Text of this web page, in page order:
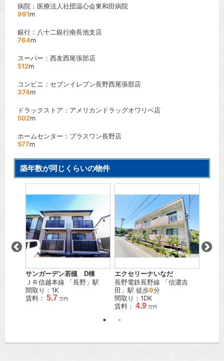
病院：医療法人社団温心会東和田病院
991m
銀行：八十二銀行南長池支店
764m
スーパー：西友西尾張部店
512m
コンビニ：セブンイレブン長野西尾張部店
374m
ドラックストア：アメリカンドラッグオワリベ店
502m
ホームセンター：プラスワン長野店
577m
築年数が同じくらいの物件
サンガーデン若槻 D棟
ＪＲ信越本線 「長野 」駅
間取り：1K
賃料： 5.7 万円
エクセリーナいなだ
長野電鉄長野線 「信濃吉
田 」駅 徒歩9分
間取り：1DK
賃料： 4.9 万円